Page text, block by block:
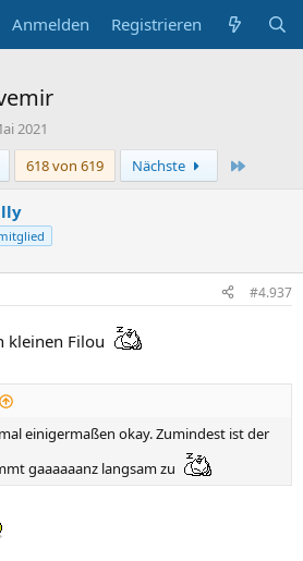
Anmelden Registrieren
2021
618 von 619 Nächste
#4.937
kleinen Filou
einigermaßen okay. Zumindest ist der
gaaaaaanz langsam zu